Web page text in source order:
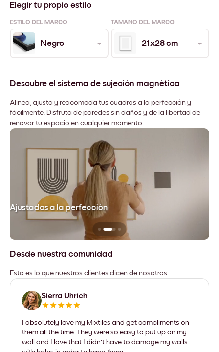
Elegir tu propio estilo
ESTILO DEL MARCO TAMAÑO DEL MARCO
Negro 21x28 cm
Descubre el sistema de sujeción magnética
Alinea, ajusta y reacomoda tus cuadros a la perfección y
fácilmente. Disfruta de paredes sin daños y de la libertad de
renovar tu espacio en cualquier momento.
Ajustados a la perfección
Desde nuestra comunidad
Esto es lo que nuestros clientes dicen de nosotros
Sierra Uhrich
I absolutely love my Mixtiles and get compliments on
them all the time. They were so easy to put up on my
wall and I love that I didn't have to damage my walls